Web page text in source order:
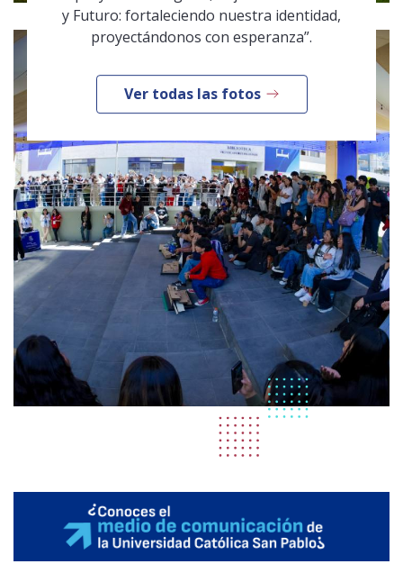
y Futuro: fortaleciendo nuestra identidad,
proyectándonos con esperanza”.
Ver todas las fotos